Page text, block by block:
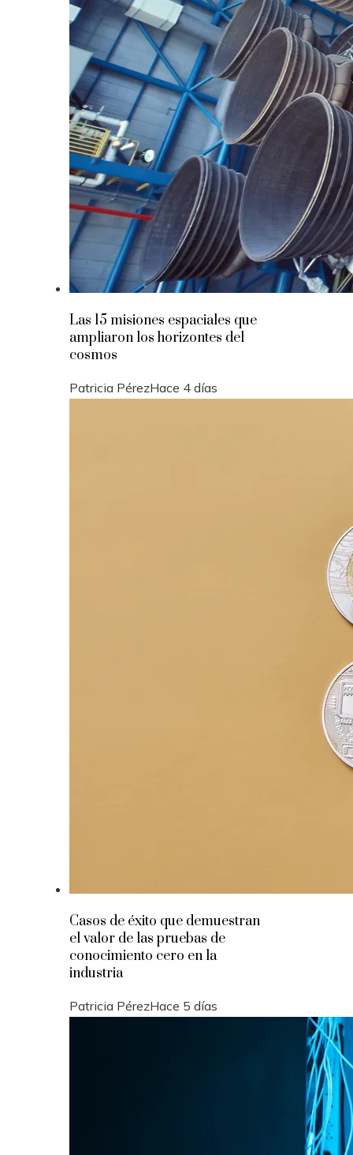
Las 15 misiones espaciales que
ampliaron los horizontes del
cosmos
Patricia PérezHace 4 días
Casos de éxito que demuestran
el valor de las pruebas de
conocimiento cero en la
industria
Patricia PérezHace 5 días